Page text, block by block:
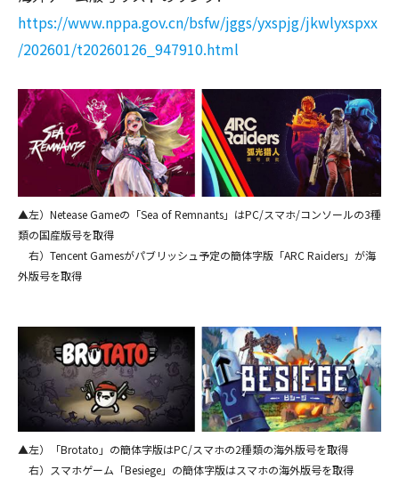
https://www.nppa.gov.cn/bsfw/jggs/yxspjg/jkwlyxspxx
/202601/t20260126_947910.html
▲左）Netease Gameの「Sea of Remnants」はPC/スマホ/コンソールの3種
類の国産版号を取得
右）Tencent Gamesがパブリッシュ予定の簡体字版「ARC Raiders」が海
外版号を取得
▲左）「Brotato」の簡体字版はPC/スマホの2種類の海外版号を取得
右）スマホゲーム「Besiege」の簡体字版はスマホの海外版号を取得